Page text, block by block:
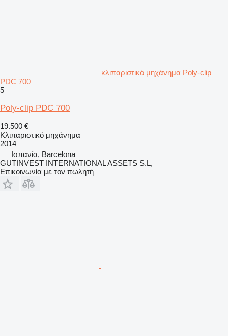
κλιπαριστικό μηχάνημα Poly-clip
PDC 700
5
Poly-clip PDC 700
19.500 €
Κλιπαριστικό μηχάνημα
2014
Ισπανία, Barcelona
GUTINVEST INTERNATIONAL ASSETS S.L,
Επικοινωνία με τον πωλητή